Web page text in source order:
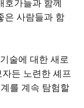
호가들과 함께
은 사람들과 함
술에 대한 새로
든 노련한 셰프
를 계속 탐험할